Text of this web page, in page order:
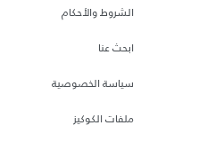
الشروط والأحكام
ابحث عنا
سياسة الخصوصية
ملفات الكوكيز